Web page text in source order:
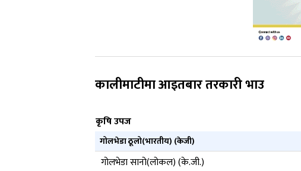
कालीमाटीमा आइतबार तरकारी भाउ
कृषि उपज
गोलभेडा ठूलो(भारतीय) (केजी)
गोलभेडा सानो(लोकल) (के.जी.)